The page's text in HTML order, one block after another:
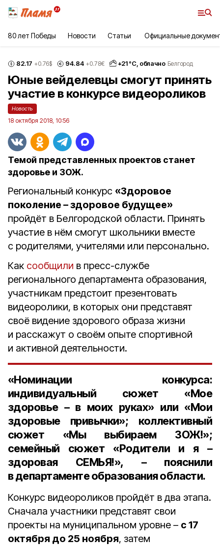
80 лет Победы Новости Статьи Официальные
82.17 +0.76$ 94.84 +0.78€ +21°С, облачно Белгород
Юные вейделевцы смогут принять
участие в конкурсе видеороликов
Новость
18 октября 2018, 10:56
Темой представленных проектов станет
здоровье и ЗОЖ.
Региональный конкурс «Здоровое
поколение – здоровое будущее»
пройдёт в Белгородской области. Принять
участие в нём смогут школьники вместе
с родителями, учителями или персонально.
Как сообщили в пресс-службе
регионального департамента образования,
участникам предстоит презентовать
видеоролики, в которых они представят
своё видение здорового образа жизни
и расскажут о своём опыте спортивной
и активной деятельности.
«Номинации конкурса:
индивидуальный сюжет «Мое
здоровье – в моих руках» или «Мои
здоровые привычки»; коллективный
сюжет «Мы выбираем ЗОЖ!»;
семейный сюжет «Родители и я –
здоровая СЕМЬЯ!», – пояснили
в департаменте образования области.
Конкурс видеороликов пройдёт в два этапа.
Сначала участники представят свои
проекты на муниципальном уровне – с 17
октября до 25 ноября, затем